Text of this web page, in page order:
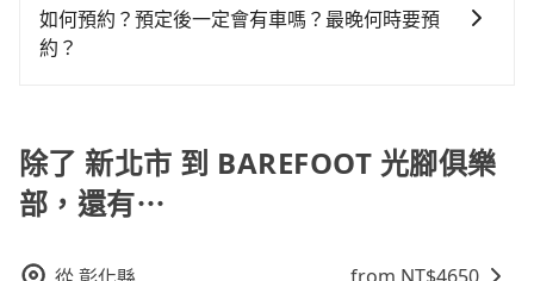
車位，對於急著用車或者要載其他乘客的人來說就有不
小的風險。最後，雖然路邊隨租隨還看似方便，但實際
明： 包車：可以依照個人行程需要靈活安排時間，價格
依平台預定時價格而定，通常愈長程價格CP值愈高。 計
質、品質不一，如行程有問題，事後無法提供客服申訴
處理。
如何預約？預定後一定會有車嗎？最晚何時要預
約？
可查到真實價格，照著步驟填寫完乘客資料與線上刷
卡，訂單即成立。在拿到訂單編號後，隨即會在手機上
收到簡訊以及電子郵件確認信，如此就完成預約了，而
和EMAIL提供。一旦付款完畢，tripool保證出車。一般
除了 新北市 到 BAREFOOT 光腳俱樂
部，還有⋯